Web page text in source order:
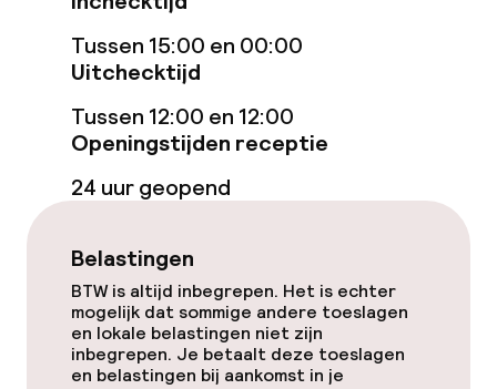
Schoonmaakvoorzieningen
Zakelijke faciliteiten
Beleid
Borg bij aankomst
Tussen 15:00 en 00:00
Uitchecktijd
Tussen 12:00 en 12:00
Openingstijden receptie
24 uur geopend
Belastingen
BTW is altijd inbegrepen. Het is echter
mogelijk dat sommige andere toeslagen
en lokale belastingen niet zijn
inbegrepen. Je betaalt deze toeslagen
en belastingen bij aankomst in je